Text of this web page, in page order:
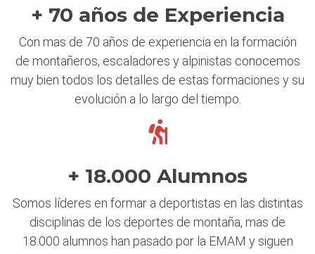
+ 70 años de Experiencia
Con mas de 70 años de experiencia en la formación
de montañeros, escaladores y alpinistas conocemos
muy bien todos los detalles de estas formaciones y su
evolución a lo largo del tiempo.
+ 18.000 Alumnos
Somos líderes en formar a deportistas en las distintas
disciplinas de los deportes de montaña, mas de
18.000 alumnos han pasado por la EMAM y siguen